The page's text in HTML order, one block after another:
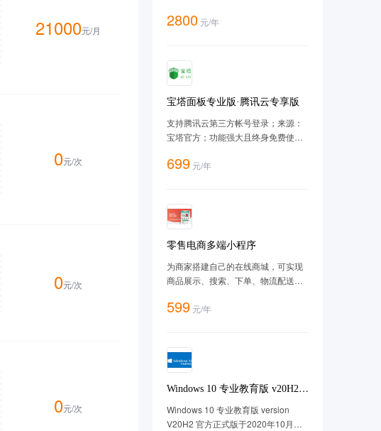
21000元/月
0元/次
0元/次
0元/次
服务器操作系统。
2800 元/年
宝塔面板专业版·腾讯云专享版
支持腾讯云第三方帐号登录；来源：
宝塔官方；功能强大且终身免费使
网站/FTP/数据库/JAVA等100多项服务
代，功能全，少出错且足够安全，已
获得全球百万用户认可安装。
699 元/年
零售电商多端小程序
为商家搭建自己的在线商城，可实现
商品展示、搜索、下单、物流配送、
家只需简单设置即可在线售卖，方便
599 元/年
Windows 10 专业教育版 v20H2
中文64位【2025年更新】
Windows 10 专业教育版 version
V20H2 官方正式版于2020年10月正